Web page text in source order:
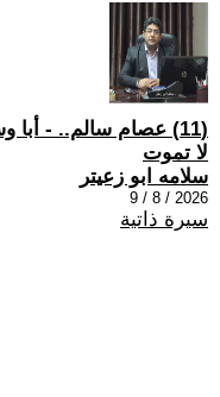
(11) عصام سالم.. - أبا
لا تموت
سلامه ابو زعيتر
2026 / 8 / 9
سيرة ذاتية